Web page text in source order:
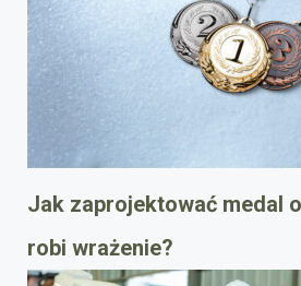
Jak zaprojektować medal
robi wrażenie?